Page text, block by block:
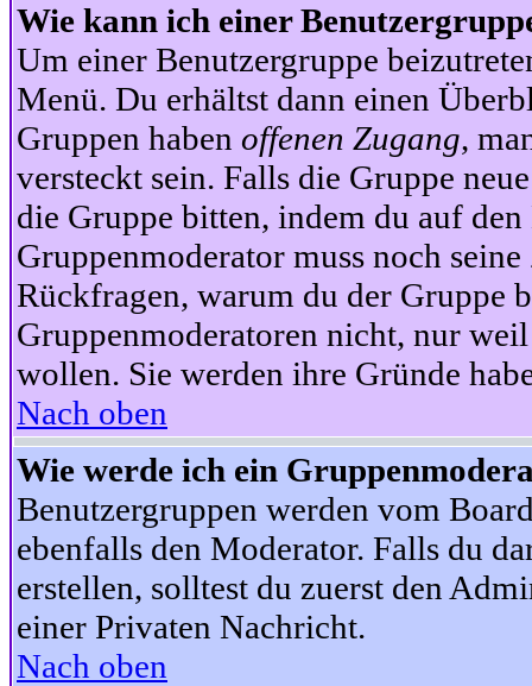
Wie kann ich einer
Um einer Benutzergruppe
Menü. Du erhältst dann einen
Gruppen haben offenen Zugang,
versteckt sein. Falls die Gruppe
die Gruppe bitten, indem du auf
Gruppenmoderator muss noch
Rückfragen, warum du der Gruppe
Gruppenmoderatoren nicht, nur
wollen. Sie werden ihre Gründe
Nach oben
Wie werde ich ein
Benutzergruppen werden vom
ebenfalls den Moderator. Falls du
erstellen, solltest du zuerst den
einer Privaten Nachricht.
Nach oben